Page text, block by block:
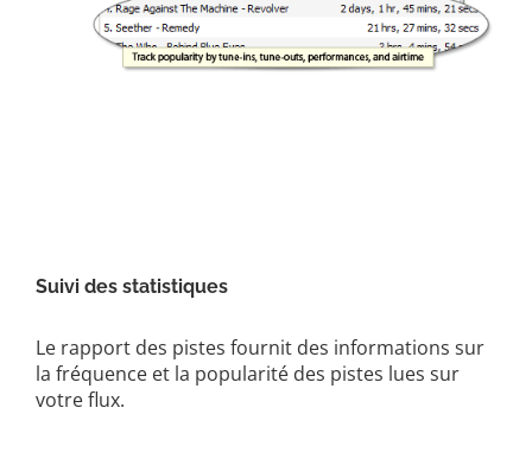
Suivi des statistiques
Le rapport des pistes fournit des informations sur
la fréquence et la popularité des pistes lues sur
votre flux.